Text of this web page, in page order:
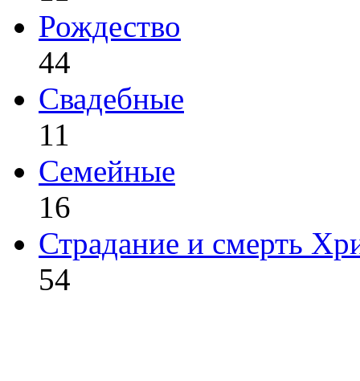
Рождество
44
Свадебные
11
Семейные
16
Страдание и смерть
54